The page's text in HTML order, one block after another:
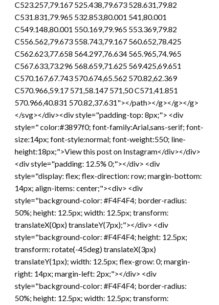
C523.257,79.167 525.438,79.673 528.631,79.82
C531.831,79.965 532.853,80.001 541,80.001
C549.148,80.001 550.169,79.965 553.369,79.82
C556.562,79.673 558.743,79.167 560.652,78.425
C562.623,77.658 564.297,76.634 565.965,74.965
C567.633,73.296 568.659,71.625 569.425,69.651
C570.167,67.743 570.674,65.562 570.82,62.369
C570.966,59.17 571,58.147 571,50 C571,41.851
570.966,40.831 570.82,37.631"></path></g></g></g>
</svg></div><div style="padding-top: 8px;"> <div
style=" color:#3897f0; font-family:Arial,sans-serif; font-
size:14px; font-style:normal; font-weight:550; line-
height:18px;">View this post on Instagram</div></div>
<div style="padding: 12.5% 0;"></div> <div
style="display: flex; flex-direction: row; margin-bottom:
14px; align-items: center;"><div> <div
style="background-color: #F4F4F4; border-radius:
50%; height: 12.5px; width: 12.5px; transform:
translateX(0px) translateY(7px);"></div> <div
style="background-color: #F4F4F4; height: 12.5px;
transform: rotate(-45deg) translateX(3px)
translateY(1px); width: 12.5px; flex-grow: 0; margin-
right: 14px; margin-left: 2px;"></div> <div
style="background-color: #F4F4F4; border-radius:
50%; height: 12.5px; width: 12.5px; transform: